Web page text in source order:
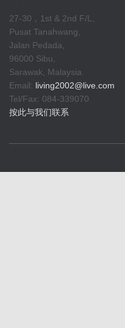
27-30，1st & 2nd F/L,
Pusat Tanahwang,
Jalan Pedada,
96000 Sibu,
Sarawak, Malaysia.
Email: living2002@live.com
Tel/Fax: 084-339070
按此与我们联系